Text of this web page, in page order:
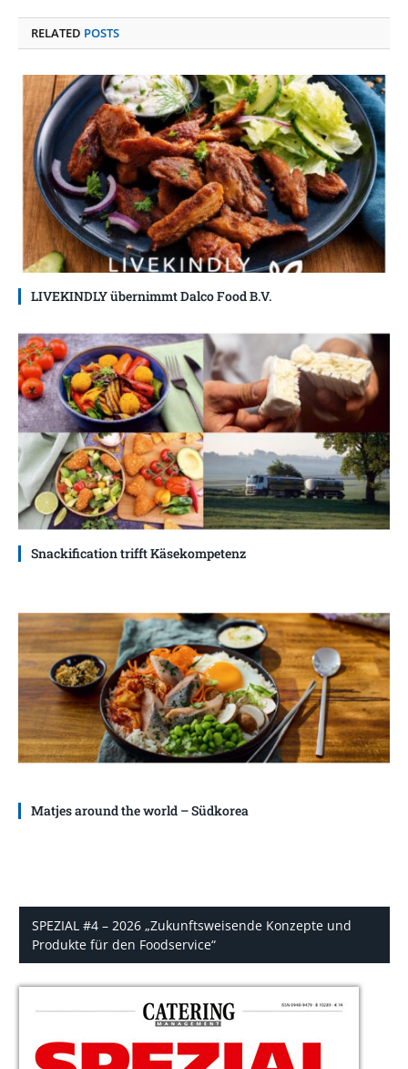
RELATED POSTS
LIVEKINDLY übernimmt Dalco Food B.V.
Snackification trifft Käsekompetenz
Matjes around the world – Südkorea
SPEZIAL #4 – 2026 „Zukunftsweisende Konzepte und
Produkte für den Foodservice“